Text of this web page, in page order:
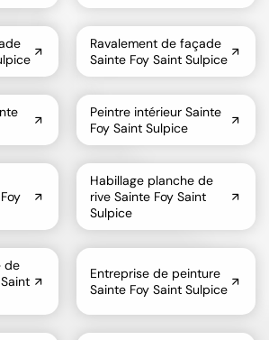
Ravalement de façade
Sainte Foy Saint Sulpice
Peintre intérieur Sainte
Foy Saint Sulpice
Habillage planche de
rive Sainte Foy Saint
Sulpice
de
Entreprise de peinture
Sainte Foy Saint Sulpice